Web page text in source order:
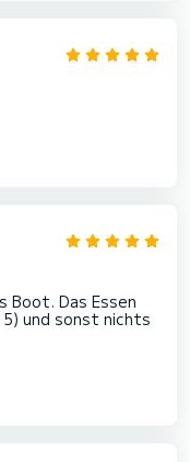
Boot. Das Essen
und sonst nichts